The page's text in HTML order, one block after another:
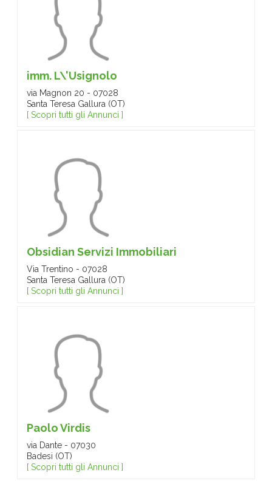
imm. L\'Usignolo
via Magnon 20 - 07028
Santa Teresa Gallura (OT)
[ Scopri tutti gli Annunci ]
Obsidian Servizi Immobiliari
Via Trentino - 07028
Santa Teresa Gallura (OT)
[ Scopri tutti gli Annunci ]
Paolo Virdis
via Dante - 07030
Badesi (OT)
[ Scopri tutti gli Annunci ]